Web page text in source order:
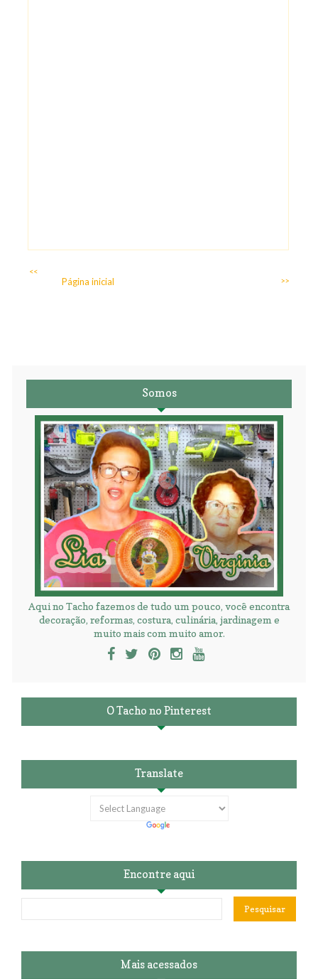
<<
>>
Página inicial
Somos
Aqui no Tacho fazemos de tudo um pouco, você encontra
decoração, reformas, costura, culinária, jardinagem e
muito mais com muito amor.
O Tacho no Pinterest
Translate
Encontre aqui
Mais acessados